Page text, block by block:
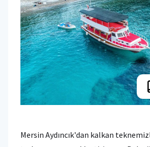
Mersin Aydıncık'dan kalkan